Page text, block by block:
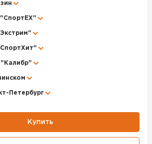
доступен для заказа в интернет-
по цене 3 240 руб. с доставкой в
в корзину или позвоните по
972-89-89
"СпортЕХ"
"Калибр"
Петербург
Купить